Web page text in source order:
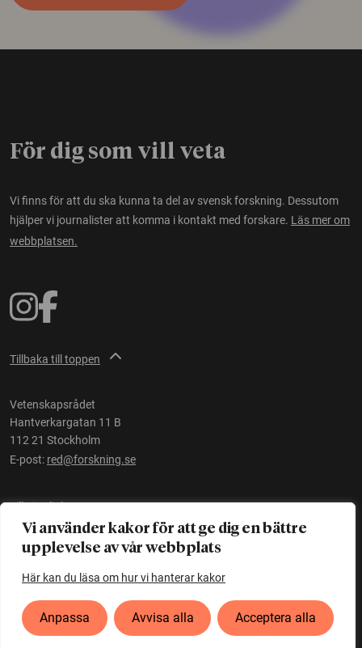
Vi använder kakor för att ge dig en bättre
upplevelse av vår webbplats
Här kan du läsa om hur vi hanterar kakor
Anpassa Avvisa alla Acceptera alla
För dig som vill veta
Vi finns för att du ska kunna ta del av svensk forskning. Dessutom
hjälper vi journalister att komma i kontakt med forskare. Läs mer om
webbplatsen.
Tillbaka till toppen
Vetenskapsrådet
Hantverkargatan 11 B
112 21 Stockholm
E-post: red@forskning.se
Tillgänglighet
Ett initiativ avVetenskapsrådet